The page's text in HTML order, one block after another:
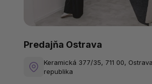
Predajňa Ostrava
Keramická 377/35, 711 00,
republika